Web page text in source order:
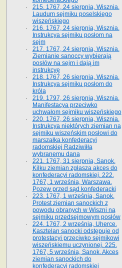
215. 1767, 24 sierpnia, Wisznia.
Laudum sejmiku poselskiego
wiszeńskiego
216. 1767, 24 sierpnia, Wisznia.
Instrukcya sejmiku posłom na
sejm
217. 1767, 24 sierpnia, Wisznia.
Ziemianie sanoccy wybierają
posłów na sejm i dają im
instrukcyę
218. 1767, 26 sierpnia, Wisznia.
Instrukcya sejmiku posłom do
króla
219. 1797, 26 sierpnia, Wisznia.
Manifestacya przeciwko
uchwałom sejmiku wiszeńskiego
220. 1767, 26 sierpnia, Wisznia.
Instrukcya niektórych ziemian na
sejmiku wiszeńskim posłowi do
marszałka konfe­deracyi
radomskiej Radziwiłła
wybranemu dana
221. 1767, 31 sierpnia, Sanok.
Kilku ziemian zgłasza akces do
konfederacyi radomskiej. 222.
1767, 1 września, Warszawa.
Pozew przed sąd konfederacki
223. 1767, 1 września, Sanok.
Protest ziemian sanockich z
powodu obranych w Wiszni na
sejmiku przedsejmo­wym posłów
224. 1767, 2 września, Uherce.
Kasztelan sanocki odstępuje od
protestacyi przeciwko sejmikowi
wiszeńskiemu uczynionej. 225.
1767, 5 września, Sanok. Akces
ziemian sanockich do
konfederacyi radomskiej